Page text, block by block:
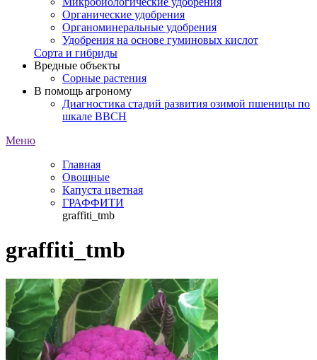
Органические удобрения
Органоминеральные удобрения
Удобрения на основе гуминовых кислот
Сорта и гибриды
Вредные объекты
Сорные растения
В помощь агроному
Диагностика стадий развития озимой пшеницы по
шкале ВВСН
Меню
Главная
Овощные
Капуста цветная
ГРАФФИТИ
graffiti_tmb
graffiti_tmb